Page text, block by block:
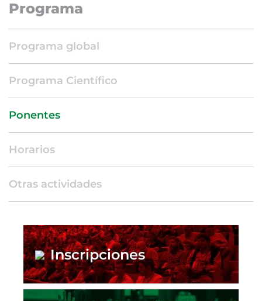
Programa
Programa global
Programa Científico
Ponentes
Horarios
Otras actividades
Inscripciones